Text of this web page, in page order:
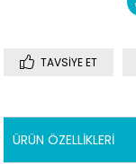
TAVSIYE ET
ÜRÜN ÖZELLIKLERI